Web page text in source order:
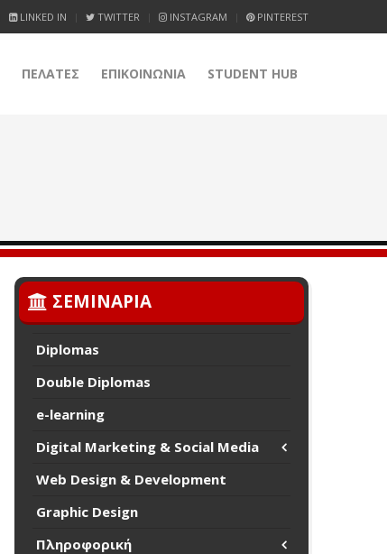
LINKED IN TWITTER INSTAGRAM PINTEREST
ΠΕΛΑΤΕΣ ΕΠΙΚΟΙΝΩΝΙΑ STUDENT HUB
ΣΕΜΙΝΑΡΙΑ
Diplomas
Double Diplomas
e-learning
Digital Marketing & Social Media
Web Design & Development
Graphic Design
Πληροφορική